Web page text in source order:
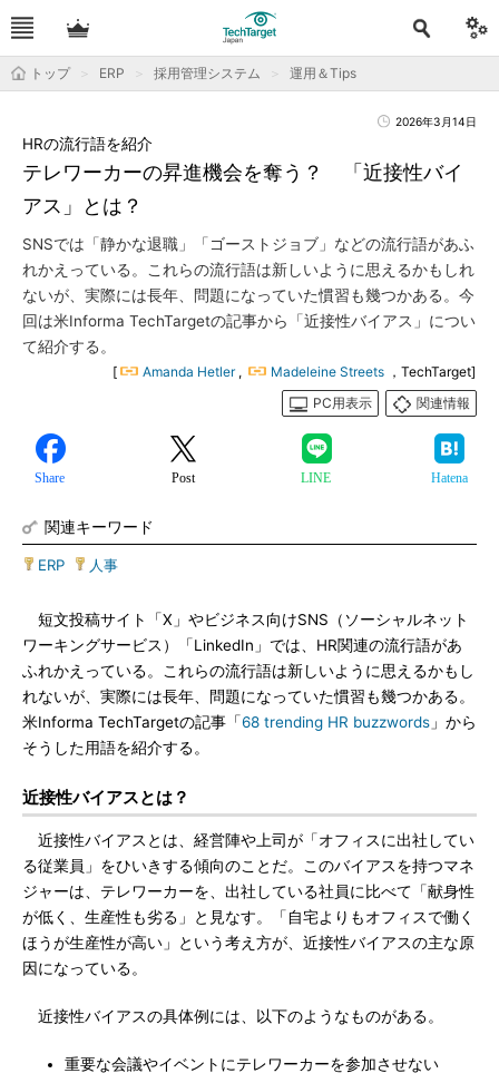
トップ ERP 採用管理システム 運用＆Tips
2026年3月14日
テレワーカーの昇進機会を奪う？ 「近接性バイ
アス」とは？
HRの流行語を紹介
SNSでは「静かな退職」「ゴーストジョブ」などの流行語があふ
れかえっている。これらの流行語は新しいように思えるかもしれ
ないが、実際には長年、問題になっていた慣習も幾つかある。今
回は米Informa TechTargetの記事から「近接性バイアス」につい
て紹介する。
[ Amanda Hetler , Madeleine Streets ，TechTarget]
PC用表示
関連情報
Share Post LINE Hatena
関連キーワード
ERP 人事
短文投稿サイト「X」やビジネス向けSNS（ソーシャルネット
ワーキングサービス）「LinkedIn」では、HR関連の流行語があ
ふれかえっている。これらの流行語は新しいように思えるかもし
れないが、実際には長年、問題になっていた慣習も幾つかある。
米Informa TechTargetの記事「68 trending HR buzzwords 」から
そうした用語を紹介する。
近接性バイアスとは？
近接性バイアスとは、経営陣や上司が「オフィスに出社してい
る従業員」をひいきする傾向のことだ。このバイアスを持つマネ
ジャーは、テレワーカーを、出社している社員に比べて「献身性
が低く、生産性も劣る」と見なす。「自宅よりもオフィスで働く
ほうが生産性が高い」という考え方が、近接性バイアスの主な原
因になっている。
近接性バイアスの具体例には、以下のようなものがある。
重要な会議やイベントにテレワーカーを参加させない